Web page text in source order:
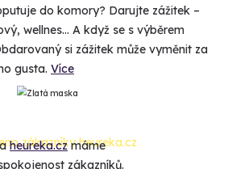
do komory? Darujte zážitek –
wellnes... A když se s výběrem
si zážitek může vyměnit za
gusta. Více
heureka.czmáme
zákazníků.